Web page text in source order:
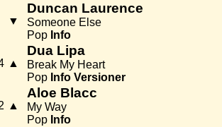
▼
Duncan Laurence
Someone Else
Pop Info
▲
Dua Lipa
Break My Heart
Pop Info Versioner
▲
Aloe Blacc
My Way
Pop Info